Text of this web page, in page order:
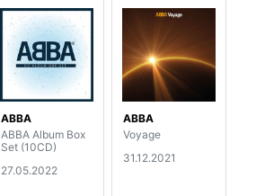
ABBA
ABBA Album Box
Set (10CD)
27.05.2022
ABBA
Voyage
31.12.2021